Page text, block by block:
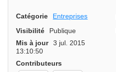
Catégorie Entreprises
Visibilité
Publique
Mis à jour
3 jul. 2015
13:10:50
Contributeurs